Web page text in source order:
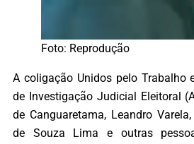
Foto: Reprodução
A coligação Unidos pelo Trabalho
de Investigação Judicial Eleitoral
de Canguaretama, Leandro
de Souza Lima e outras